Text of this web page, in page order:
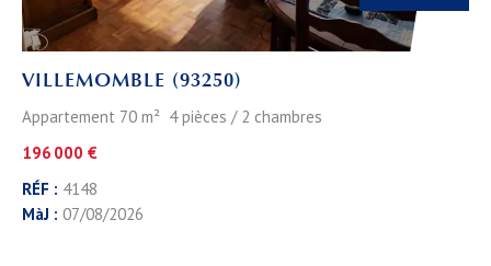
VILLEMOMBLE (93250)
Appartement 70 m² 4 pièces / 2 chambres
196 000 €
RÉF : 4148
MàJ : 07/08/2026